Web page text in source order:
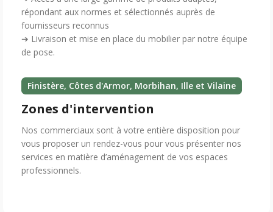
répondant aux normes et sélectionnés auprès de
fournisseurs reconnus
➔ Livraison et mise en place du mobilier par notre équipe
de pose.
Finistère, Côtes d'Armor, Morbihan, Ille et Vilaine
Zones d'intervention
Nos commerciaux sont à votre entière disposition pour
vous proposer un rendez-vous pour vous présenter nos
services en matière d’aménagement de vos espaces
professionnels.